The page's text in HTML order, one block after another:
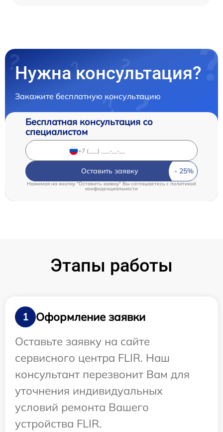
Нужна консультация?
Закажите бесплатную консультацию
Бесплатная консультация со
специалистом
Оставить заявку
Нажимая на кнопку "Оставить заявку" Вы соглашаетесь c политикой
конфиденциальности
Этапы работы
1
Оформление заявки
Оставьте заявку на сайте
сервисного центра FLIR. Наш
консультант перезвонит Вам для
уточнения индивидуальных
условий ремонта Вашего
устройства FLIR.